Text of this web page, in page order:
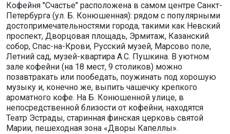
Кофейня "Счастье" расположена в самом центре Санкт-
Петербурга (ул. Б. Конюшенная): рядом с популярными
достопримечательностями города, такими как Невский
проспект, Дворцовая площадь, Эрмитаж, Казанский
собор, Спас-на-Крови, Русский музей, Марсово поле,
Летний сад, музей-квартира А.С. Пушкина. В уютном
зале кофейни (на 18 мест, 9 столиков) можно
позавтракать или пообедать, поужинать под хорошую
музыку и, конечно же, выпить чашечку крепкого
ароматного кофе. На Б. Конюшенной улице, в
непосредственной близости от кофейни, находятся
Театр Эстрады, старинная финская церковь святой
Марии, пешеходная зона «Дворы Капеллы».